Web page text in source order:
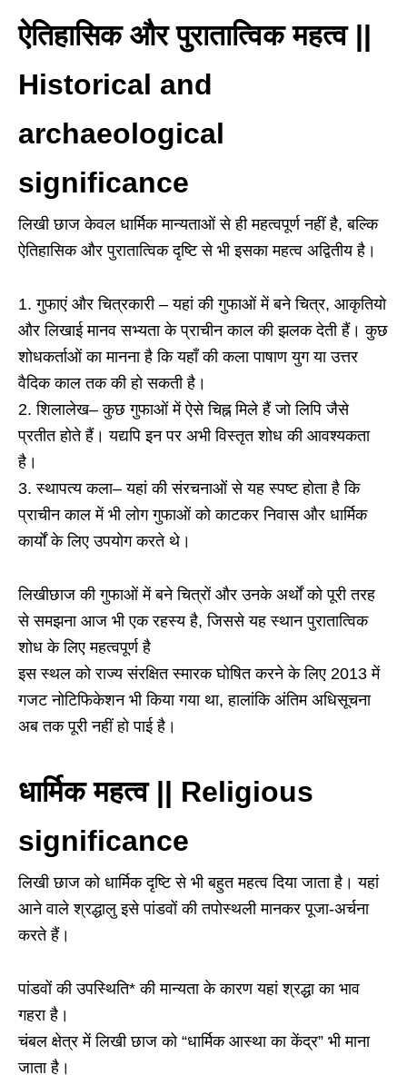
ऐतिहासिक और पुरातात्विक महत्व ||
Historical and
archaeological
significance
लिखी छाज केवल धार्मिक मान्यताओं से ही महत्वपूर्ण नहीं है, बल्कि
ऐतिहासिक और पुरातात्विक दृष्टि से भी इसका महत्व अद्वितीय है।
1. गुफाएं और चित्रकारी – यहां की गुफाओं में बने चित्र, आकृतियाे
और लिखाई मानव सभ्यता के प्राचीन काल की झलक देती हैं। कुछ
शोधकर्ताओं का मानना है कि यहाँ की कला पाषाण युग या उत्तर
वैदिक काल तक की हो सकती है।
2. शिलालेख– कुछ गुफाओं में ऐसे चिह्न मिले हैं जो लिपि जैसे
प्रतीत होते हैं। यद्यपि इन पर अभी विस्तृत शोध की आवश्यकता
है।
3. स्थापत्य कला– यहां की संरचनाओं से यह स्पष्ट होता है कि
प्राचीन काल में भी लोग गुफाओं को काटकर निवास और धार्मिक
कार्यों के लिए उपयोग करते थे।
लिखीछाज की गुफाओं में बने चित्रों और उनके अर्थों को पूरी तरह
से समझना आज भी एक रहस्य है, जिससे यह स्थान पुरातात्विक
शोध के लिए महत्वपूर्ण है
इस स्थल को राज्य संरक्षित स्मारक घोषित करने के लिए 2013 में
गजट नोटिफिकेशन भी किया गया था, हालांकि अंतिम अधिसूचना
अब तक पूरी नहीं हो पाई है।
धार्मिक महत्व || Religious
significance
लिखी छाज को धार्मिक दृष्टि से भी बहुत महत्व दिया जाता है। यहां
आने वाले श्रद्धालु इसे पांडवों की तपोस्थली मानकर पूजा-अर्चना
करते हैं।
पांडवों की उपस्थिति* की मान्यता के कारण यहां श्रद्धा का भाव
गहरा है।
चंबल क्षेत्र में लिखी छाज को “धार्मिक आस्था का केंद्र” भी माना
जाता है।